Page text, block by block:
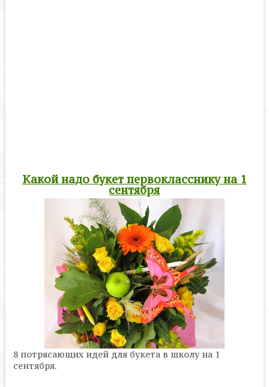
Какой надо букет первокласснику на 1
сентября
8 потрясающих идей для букета в школу на 1
сентября.